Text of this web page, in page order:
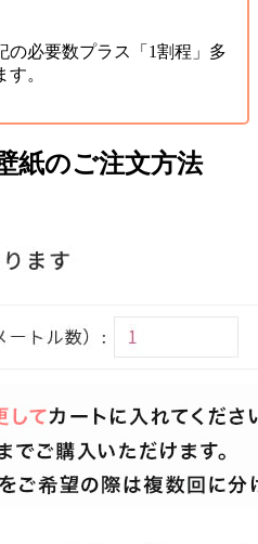
の必要数プラス「1割程」多
。
紙のご注文方法